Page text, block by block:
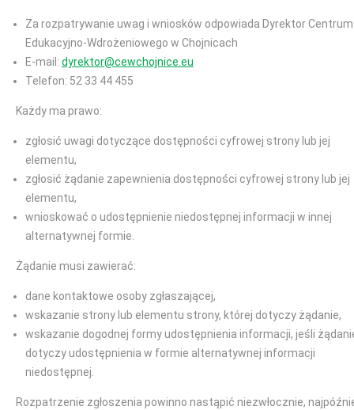
Za rozpatrywanie uwag i wniosków odpowiada Dyrektor Centrum
Edukacyjno-Wdrożeniowego w Chojnicach
E-mail: dyrektor@cewchojnice.eu
Telefon: 52 33 44 455
Każdy ma prawo:
zgłosić uwagi dotyczące dostępności cyfrowej strony lub jej
elementu,
zgłosić żądanie zapewnienia dostępności cyfrowej strony lub jej
elementu,
wnioskować o udostępnienie niedostępnej informacji w innej
alternatywnej formie.
Żądanie musi zawierać:
dane kontaktowe osoby zgłaszającej,
wskazanie strony lub elementu strony, której dotyczy żądanie,
wskazanie dogodnej formy udostępnienia informacji, jeśli
dotyczy udostępnienia w formie alternatywnej informacji
niedostępnej.
Rozpatrzenie zgłoszenia powinno nastąpić niezwłocznie,